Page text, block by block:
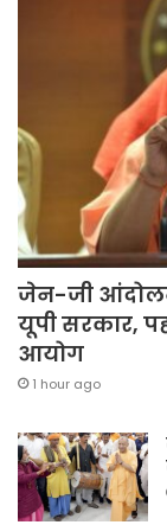
जेन-जी
यूपी सरकार,
आयोग
1 hour ago